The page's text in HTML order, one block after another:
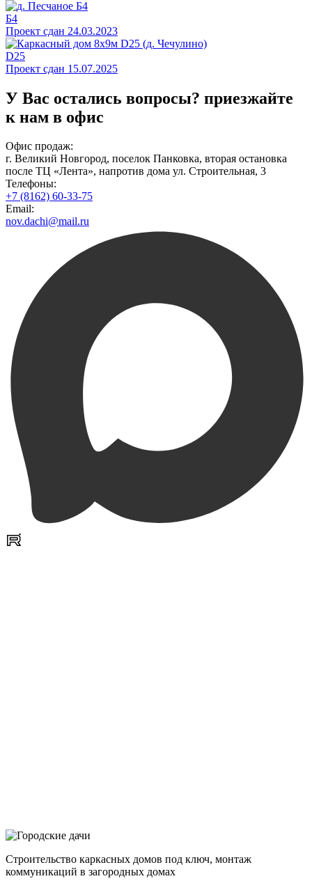
Б4
Проект сдан 24.03.2023
D25
Проект сдан 15.07.2025
У Вас остались вопросы? приезжайте
к нам в офис
Офис продаж:
г. Великий Новгород, поселок Панковка, вторая остановка
после ТЦ «Лента», напротив дома ул. Строительная, 3
Телефоны:
+7 (8162) 60-33-75
Email:
nov.dachi@mail.ru
Строительство каркасных домов под ключ, монтаж
коммуникаций в загородных домах